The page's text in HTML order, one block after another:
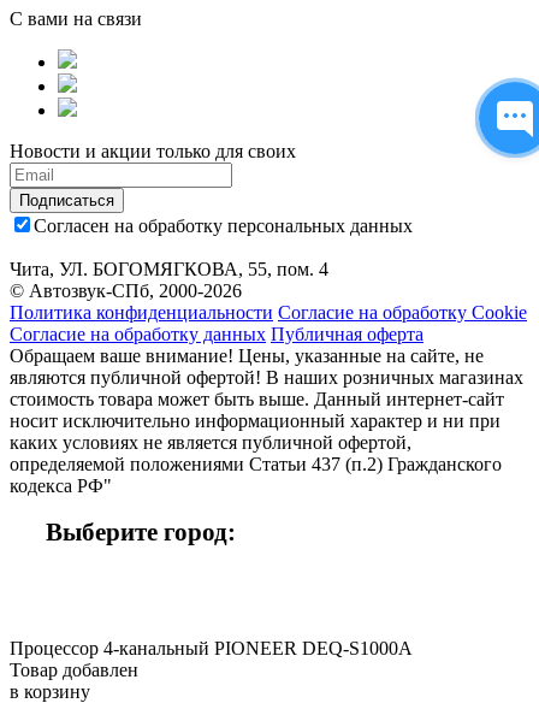
С вами на связи
Новости и акции только для своих
Подписаться
Согласен на обработку персональных данных
Чита, УЛ. БОГОМЯГКОВА, 55, пом. 4
© Автозвук-СПб, 2000-2026
Политика конфиденциальности Согласие на обработку Cookie
Согласие на обработку данных Публичная оферта
Обращаем ваше внимание! Цены, указанные на сайте, не
являются публичной офертой! В наших розничных магазинах
стоимость товара может быть выше. Данный интернет-сайт
носит исключительно информационный характер и ни при
каких условиях не является публичной офертой,
определяемой положениями Статьи 437 (п.2) Гражданского
кодекса РФ"
Выберите город:
Процессор 4-канальный PIONEER DEQ-S1000A
Товар добавлен
в корзину